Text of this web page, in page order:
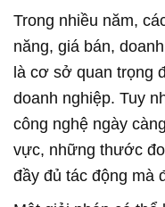
Trong nhiều năm,
năng, giá bán,
là cơ sở quan trọng
doanh nghiệp. Tuy
công nghệ ngày
vực, những thước
đầy đủ tác động mà